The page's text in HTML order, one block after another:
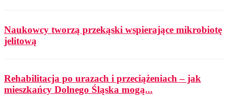
Naukowcy tworzą przekąski wspierające mikrobiotę
jelitową
Rehabilitacja po urazach i przeciążeniach – jak
mieszkańcy Dolnego Śląska mogą...